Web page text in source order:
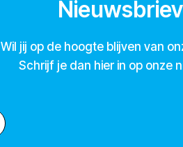
Wil jij op de hoogte blijven van
Schrijf je dan hier in op onze